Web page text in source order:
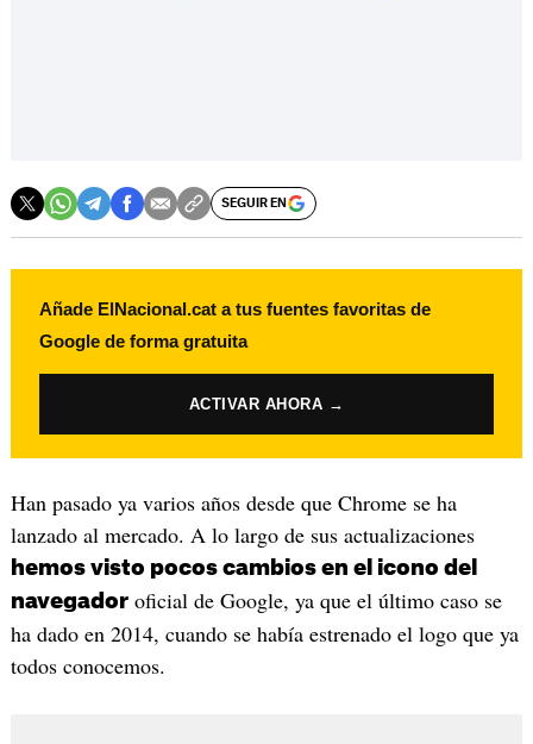
SEGUIR EN
Añade ElNacional.cat a tus fuentes favoritas de
Google de forma gratuita
ACTIVAR AHORA →
Han pasado ya varios años desde que Chrome se ha
lanzado al mercado. A lo largo de sus actualizaciones
hemos visto pocos cambios en el icono del
navegadoroficial de Google, ya que el último caso se
ha dado en 2014, cuando se había estrenado el logo que ya
todos conocemos.